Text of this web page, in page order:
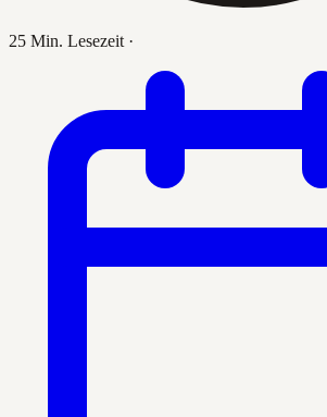
25 Min. Lesezeit ·